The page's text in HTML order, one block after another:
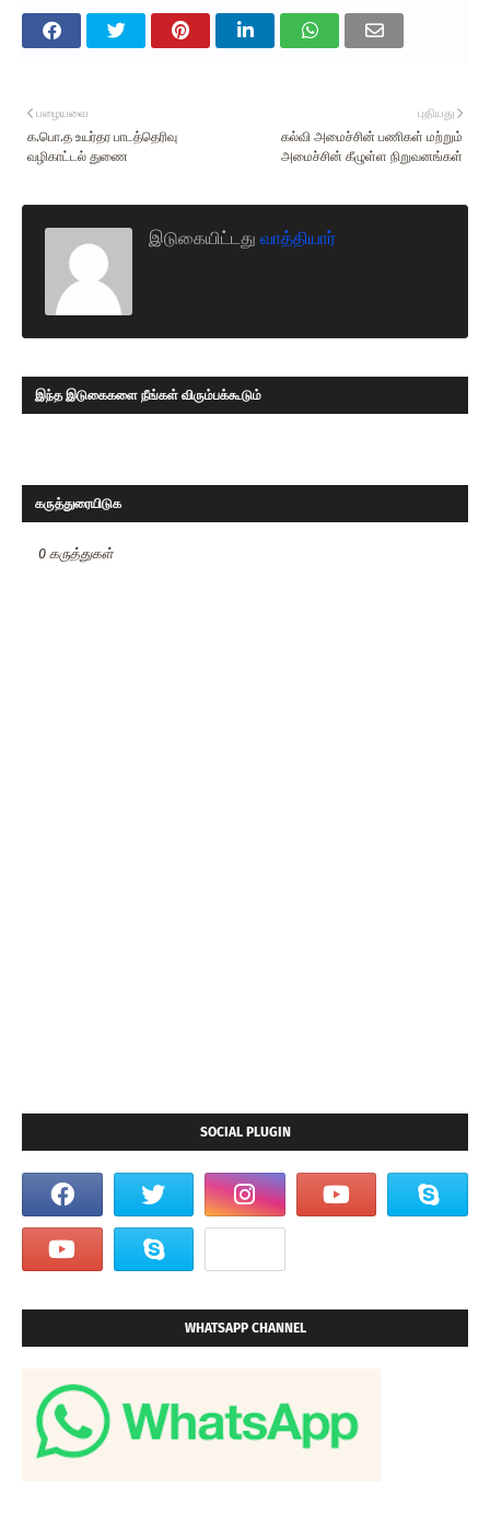
புதியது
கல்வி அமைச்சின் பணிகள் மற்றும்
அமைச்சின் கீழுள்ள நிறுவனங்கள்
பழையவை
க.பொ.த உயர்தர பாடத்தெரிவு
வழிகாட்டல் துணை
இடுகையிட்டது வாத்தியார்
இந்த இடுகைகளை நீங்கள் விரும்பக்கூடும்
கருத்துரையிடுக
0 கருத்துகள்
SOCIAL PLUGIN
WHATSAPP CHANNEL